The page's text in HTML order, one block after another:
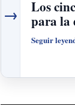
→
Los
para la
Seguir